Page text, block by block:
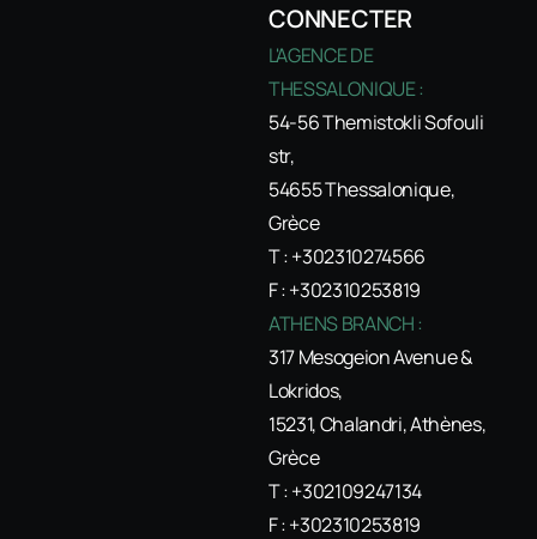
CONNECTER
L'AGENCE DE
THESSALONIQUE :
54-56 Themistokli Sofouli
str,
54655 Thessalonique,
Grèce
T : +302310274566
F : +302310253819
ATHENS BRANCH :
317 Mesogeion Avenue &
Lokridos,
15231, Chalandri, Athènes,
Grèce
T : +302109247134
F : +302310253819